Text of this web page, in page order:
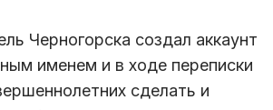
Черногорска создал аккаунт
именем и в ходе переписки
сделать и